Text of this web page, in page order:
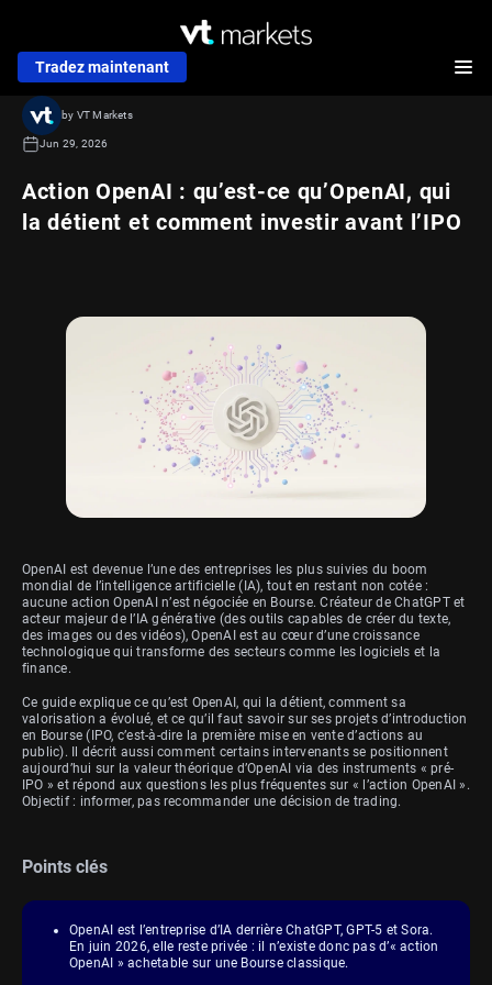
Tradez maintenant
Action OpenAI : qu’est-ce qu’OpenAI, qui
la détient et comment investir avant l’IPO
by VT Markets
Jun 29, 2026
OpenAI est devenue l’une des entreprises les plus suivies du boom
mondial de l’intelligence artificielle (IA), tout en restant non cotée :
aucune action OpenAI n’est négociée en Bourse. Créateur de ChatGPT et
acteur majeur de l’IA générative (des outils capables de créer du texte,
des images ou des vidéos), OpenAI est au cœur d’une croissance
technologique qui transforme des secteurs comme les logiciels et la
finance.
Ce guide explique ce qu’est OpenAI, qui la détient, comment sa
valorisation a évolué, et ce qu’il faut savoir sur ses projets d’introduction
en Bourse (IPO, c’est-à-dire la première mise en vente d’actions au
public). Il décrit aussi comment certains intervenants se positionnent
aujourd’hui sur la valeur théorique d’OpenAI via des instruments « pré-
IPO » et répond aux questions les plus fréquentes sur « l’action OpenAI ».
Objectif : informer, pas recommander une décision de trading.
Points clés
OpenAI est l’entreprise d’IA derrière ChatGPT, GPT-5 et Sora.
En juin 2026, elle reste privée : il n’existe donc pas d’« action
OpenAI » achetable sur une Bourse classique.